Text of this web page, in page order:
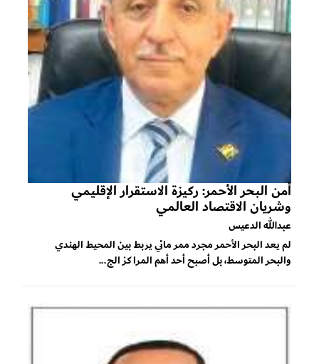
أمن البحر الأحمر: ركيزة الاستقرار الإقليمي
وشريان الاقتصاد العالمي
عبدالله الدعيس
لم يعد البحر الأحمر مجرد ممر مائي يربط بين المحيط الهندي
والبحر المتوسط، بل أصبح أحد أهم المراكز الج...